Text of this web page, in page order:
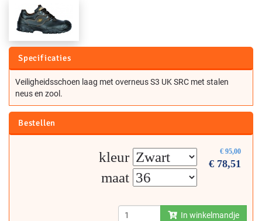
Specificaties
Veiligheidsschoen laag met overneus S3 UK SRC met stalen
neus en zool.
Bestellen
€ 95,00
€ 78,51
kleur
maat
In winkelmandje